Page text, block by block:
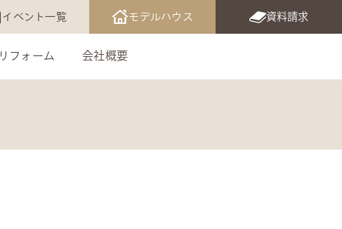
イベント一覧 モデルハウス 資料請求
リフォーム 会社概要